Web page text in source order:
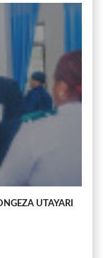
UTAYARI